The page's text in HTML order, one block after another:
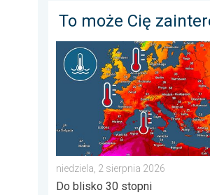
To może Cię
Europejskie morza są
niedziela, 2 sierpnia 2026
Do blisko 30 stopni